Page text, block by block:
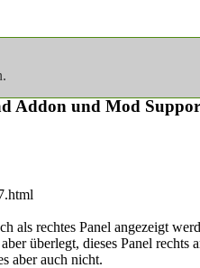
Addon und Mod
als rechtes Panel angezeigt
überlegt, dieses Panel
aber auch nicht.